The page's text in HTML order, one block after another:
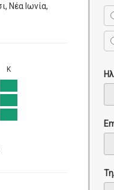
Νέα Ιωνία,
Κ